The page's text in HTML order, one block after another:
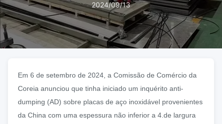
2024/09/13
Em 6 de setembro de 2024, a Comissão de Comércio da
Coreia anunciou que tinha iniciado um inquérito anti-
dumping (AD) sobre placas de aço inoxidável provenientes
da China com uma espessura não inferior a 4.de largura